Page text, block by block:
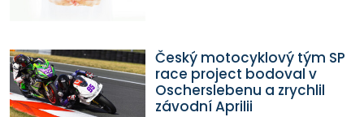
Český motocyklový tým SP
race project bodoval v
Oscherslebenu a zrychlil
závodní Aprilii